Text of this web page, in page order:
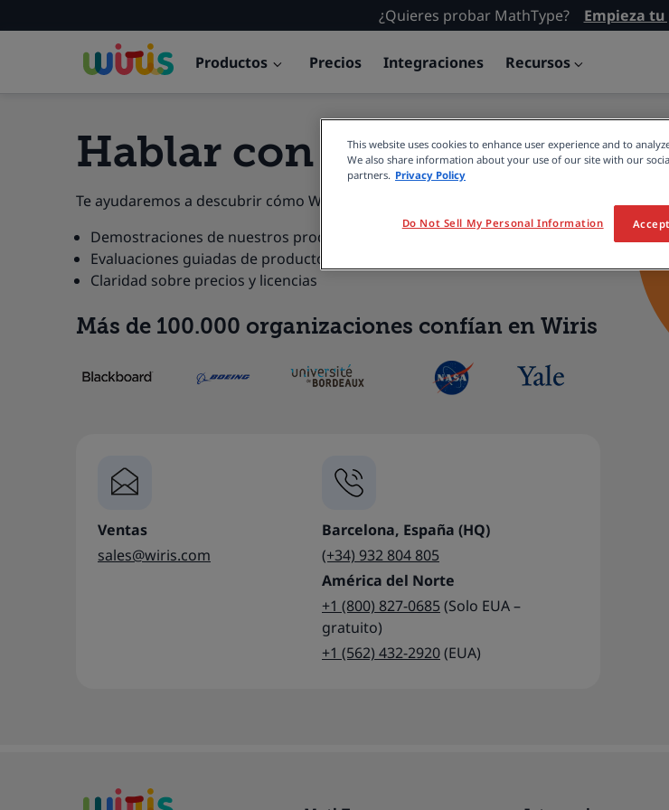
¿Quieres probar MathType? Empieza
Productos Precios Integraciones Recursos
Hablar con ventas
Te ayudaremos a descubrir cómo Wiris tu solución STEM de calidad con:
Demostraciones de nuestros productos
Evaluaciones guiadas de productos
Claridad sobre precios y licencias
Más de 100.000 organizaciones confían en Wiris
Ventas
sales@wiris.com
Barcelona, España (HQ)
(+34) 932 804 805
América del Norte
+1 (800) 827-0685(Solo EUA –
gratuito)
+1 (562) 432-2920(EUA)
This website uses cookies to enhance user experience and to
We also share information about your use of our site with our
partners. Privacy Policy
Do Not Sell My Personal Information